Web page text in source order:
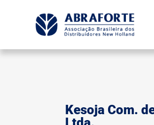
Kesoja Com.